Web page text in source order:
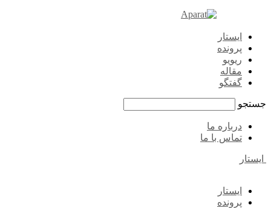
ایستار
پرونده
ریویو
مقاله
گفتگو
جستجو
درباره ما
تماس با ما
ایستار
ایستار
پرونده